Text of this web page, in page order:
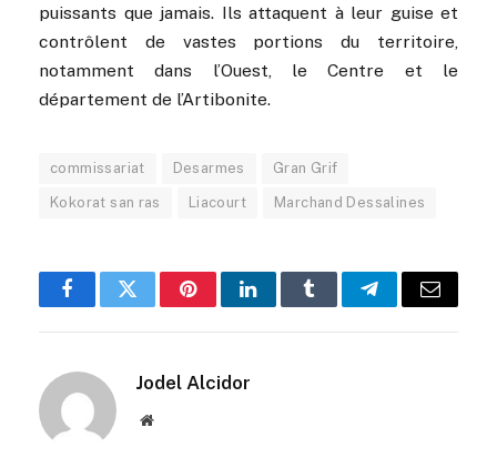
puissants que jamais. Ils attaquent à leur guise et
contrôlent de vastes portions du territoire,
notamment dans l’Ouest, le Centre et le
département de l’Artibonite.
commissariat Desarmes Gran Grif
Kokorat san ras Liacourt Marchand Dessalines
FacebookTwitterPinterestLinkedInTumblrTelegramEmail
Jodel Alcidor
Website